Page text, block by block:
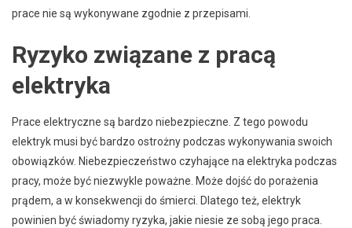
prace nie są wykonywane zgodnie z przepisami.
Ryzyko związane z pracą
elektryka
Prace elektryczne są bardzo niebezpieczne. Z tego powodu
elektryk musi być bardzo ostrożny podczas wykonywania swoich
obowiązków. Niebezpieczeństwo czyhające na elektryka podczas
pracy, może być niezwykle poważne. Może dojść do porażenia
prądem, a w konsekwencji do śmierci. Dlatego też, elektryk
powinien być świadomy ryzyka, jakie niesie ze sobą jego praca.